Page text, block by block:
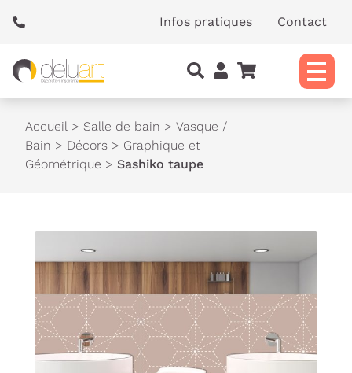
Infos pratiques Contact
Accueil > Salle de bain > Vasque /
Bain > Décors > Graphique et
Géométrique > Sashiko taupe